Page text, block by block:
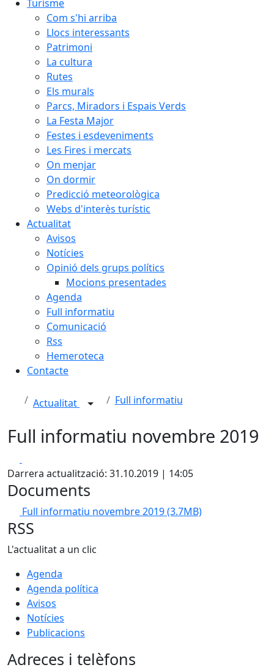
Turisme
Com s'hi arriba
Llocs interessants
Patrimoni
La cultura
Rutes
Els murals
Parcs, Miradors i Espais Verds
La Festa Major
Festes i esdeveniments
Les Fires i mercats
On menjar
On dormir
Predicció meteorològica
Webs d'interès turístic
Actualitat
Avisos
Notícies
Opinió dels grups polítics
Mocions presentades
Agenda
Full informatiu
Comunicació
Rss
Hemeroteca
Contacte
Actualitat Full informatiu
Full informatiu novembre 2019
Darrera actualització: 31.10.2019 | 14:05
Documents
Full informatiu novembre 2019(3.7MB)
RSS
L'actualitat a un clic
Agenda
Agenda política
Avisos
Notícies
Publicacions
Adreces i telèfons